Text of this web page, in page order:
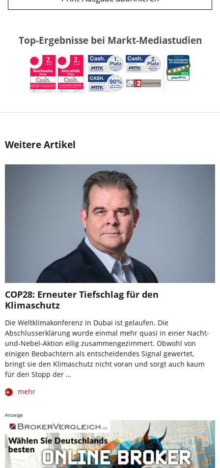
Top-Ergebnisse bei Markt-Mediastudien
Weitere Artikel
COP28: Erneuter Tiefschlag für den
Klimaschutz
Die Weltklimakonferenz in Dubai ist gelaufen. Die
Abschlusserklärung wurde einmal mehr quasi in einer Nacht-
und-Nebel-Aktion eilig zusammengezimmert. Obwohl von
einigen Beobachtern als entscheidendes Signal gewertet,
bringt sie den Klimaschutz nicht voran und sorgt auch kaum
für den Stopp der …
mehr
Anzeige